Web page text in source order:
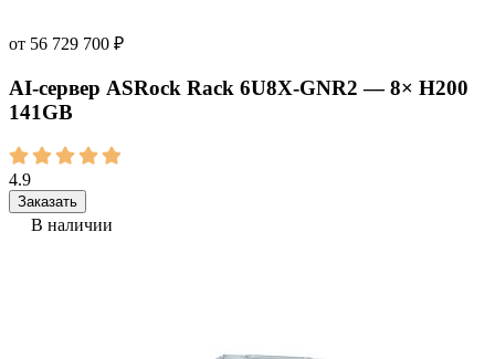
от 56 729 700 ₽
AI‑сервер ASRock Rack 6U8X-GNR2 — 8× H200
141GB
4.9
Заказать
В наличии